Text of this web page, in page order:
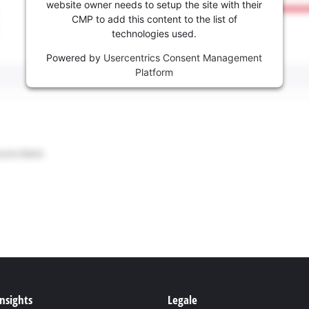
website owner needs to setup the site with their
CMP to add this content to the list of
technologies used.
Powered by Usercentrics Consent Management
Platform
Legale